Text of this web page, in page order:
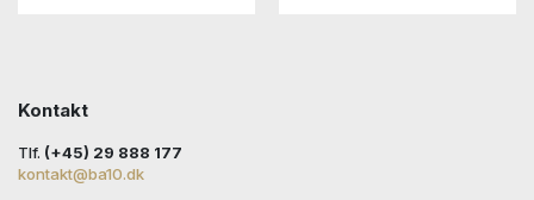
Kontakt
Tlf. (+45) 29 888 177
kontakt@ba10.dk